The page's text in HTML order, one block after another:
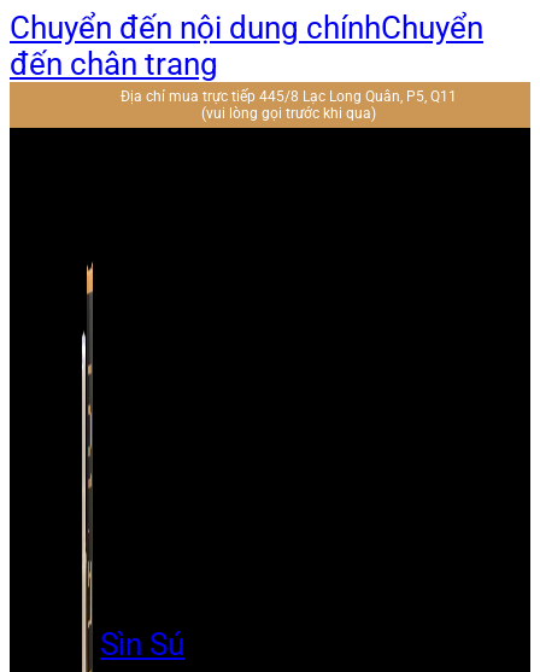
Chuyển đến nội dung chínhChuyển
đến chân trang
Địa chỉ mua trực tiếp 445/8 Lạc Long Quân, P5, Q11
(vui lòng gọi trước khi qua)
Sìn Sú